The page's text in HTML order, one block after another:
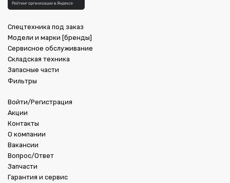
Спецтехника под заказ
Модели и марки [бренды]
Сервисное обслуживание
Складская техника
Запасные части
Фильтры
Войти/Регистрация
Акции
Контакты
О компании
Вакансии
Вопрос/Ответ
Запчасти
Гарантия и сервис